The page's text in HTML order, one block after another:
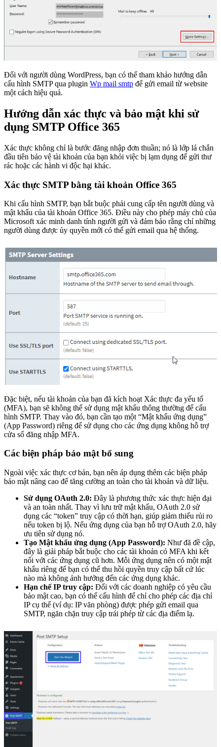
Đối với người dùng WordPress, bạn có thể tham khảo hướng dẫn
cấu hình SMTP qua plugin Wp mail smtp để gửi email từ website
một cách hiệu quả.
Hướng dẫn xác thực và bảo mật khi sử
dụng SMTP Office 365
Xác thực không chỉ là bước đăng nhập đơn thuần; nó là lớp lá chắn
đầu tiên bảo vệ tài khoản của bạn khỏi việc bị lạm dụng để gửi thư
rác hoặc các hành vi độc hại khác.
Xác thực SMTP bằng tài khoản Office 365
Khi cấu hình SMTP, bạn bắt buộc phải cung cấp tên người dùng và
mật khẩu của tài khoản Office 365. Điều này cho phép máy chủ của
Microsoft xác minh danh tính người gửi và đảm bảo rằng chỉ những
người dùng được ủy quyền mới có thể gửi email qua hệ thống.
Đặc biệt, nếu tài khoản của bạn đã kích hoạt Xác thực đa yếu tố
(MFA), bạn sẽ không thể sử dụng mật khẩu thông thường để cấu
hình SMTP. Thay vào đó, bạn cần tạo một “Mật khẩu ứng dụng”
(App Password) riêng để sử dụng cho các ứng dụng không hỗ trợ
cửa sổ đăng nhập MFA.
Các biện pháp bảo mật bổ sung
Ngoài việc xác thực cơ bản, bạn nên áp dụng thêm các biện pháp
bảo mật nâng cao để tăng cường an toàn cho tài khoản và dữ liệu.
Sử dụng OAuth 2.0: Đây là phương thức xác thực hiện đại
và an toàn nhất. Thay vì lưu trữ mật khẩu, OAuth 2.0 sử
dụng các “token” truy cập có thời hạn, giúp giảm thiểu rủi ro
nếu token bị lộ. Nếu ứng dụng của bạn hỗ trợ OAuth 2.0, hãy
ưu tiên sử dụng nó.
Tạo Mật khẩu ứng dụng (App Password): Như đã đề cập,
đây là giải pháp bắt buộc cho các tài khoản có MFA khi kết
nối với các ứng dụng cũ hơn. Mỗi ứng dụng nên có một mật
khẩu riêng để bạn có thể thu hồi quyền truy cập bất cứ lúc
nào mà không ảnh hưởng đến các ứng dụng khác.
Hạn chế IP truy cập: Đối với các doanh nghiệp có yêu cầu
bảo mật cao, bạn có thể cấu hình để chỉ cho phép các địa chỉ
IP cụ thể (ví dụ: IP văn phòng) được phép gửi email qua
SMTP, ngăn chặn truy cập trái phép từ các địa điểm lạ.